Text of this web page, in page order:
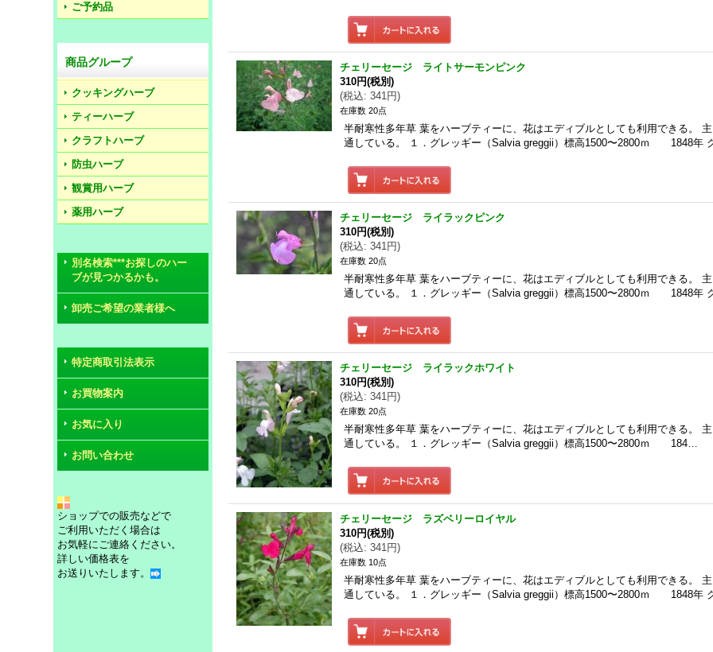
ご予約品
商品グループ
クッキングハーブ
ティーハーブ
クラフトハーブ
防虫ハーブ
観賞用ハーブ
薬用ハーブ
別名検索***お探しのハー
ブが見つかるかも。
卸売ご希望の業者様へ
特定商取引法表示
お買物案内
お気に入り
お問い合わせ
ショップでの販売などで
ご利用いただく場合は
お気軽にご連絡ください。
詳しい価格表を
お送りいたします。
チェリーセージ ライトサーモンピンク
310円(税別)
(税込: 341円)
在庫数 20点
半耐寒性多年草 葉をハーブティーに、花はエディブルとしても利用できる。
通している。 １．グレッギー（Salvia greggii）標高1500〜2800ｍ 1848年
チェリーセージ ライラックピンク
310円(税別)
(税込: 341円)
在庫数 20点
半耐寒性多年草 葉をハーブティーに、花はエディブルとしても利用できる。
通している。 １．グレッギー（Salvia greggii）標高1500〜2800ｍ 1848年
チェリーセージ ライラックホワイト
310円(税別)
(税込: 341円)
在庫数 20点
半耐寒性多年草 葉をハーブティーに、花はエディブルとしても利用できる。
通している。 １．グレッギー（Salvia greggii）標高1500〜2800ｍ 184…
チェリーセージ ラズベリーロイヤル
310円(税別)
(税込: 341円)
在庫数 10点
半耐寒性多年草 葉をハーブティーに、花はエディブルとしても利用できる。
通している。 １．グレッギー（Salvia greggii）標高1500〜2800ｍ 1848年